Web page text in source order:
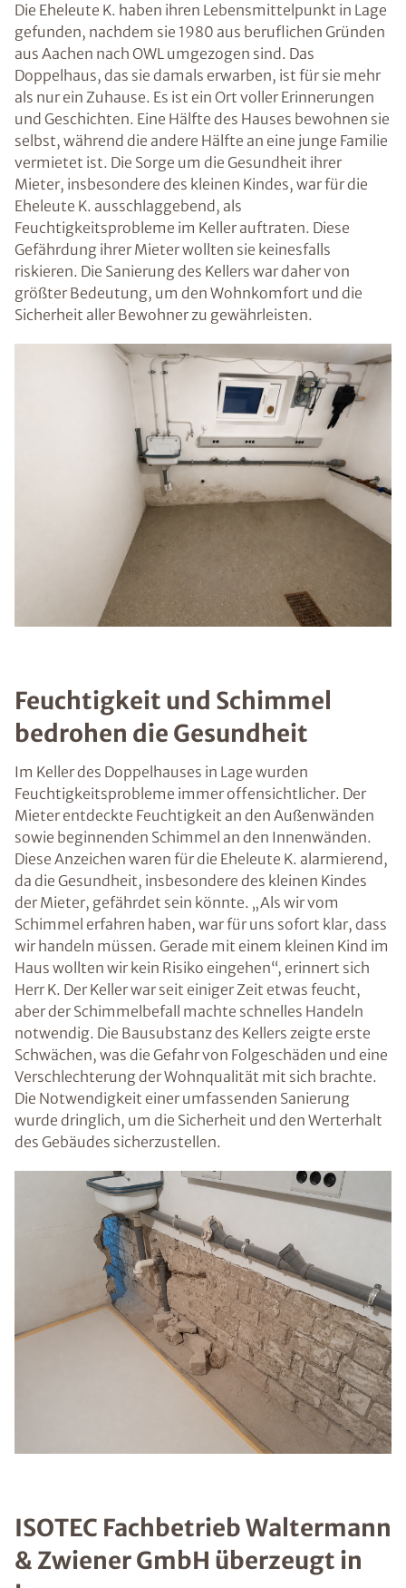
Die Eheleute K. haben ihren Lebensmittelpunkt in Lage
gefunden, nachdem sie 1980 aus beruflichen Gründen
aus Aachen nach OWL umgezogen sind. Das
Doppelhaus, das sie damals erwarben, ist für sie mehr
als nur ein Zuhause. Es ist ein Ort voller Erinnerungen
und Geschichten. Eine Hälfte des Hauses bewohnen sie
selbst, während die andere Hälfte an eine junge Familie
vermietet ist. Die Sorge um die Gesundheit ihrer
Mieter, insbesondere des kleinen Kindes, war für die
Eheleute K. ausschlaggebend, als
Feuchtigkeitsprobleme im Keller auftraten. Diese
Gefährdung ihrer Mieter wollten sie keinesfalls
riskieren. Die Sanierung des Kellers war daher von
größter Bedeutung, um den Wohnkomfort und die
Sicherheit aller Bewohner zu gewährleisten.
Feuchtigkeit und Schimmel
bedrohen die Gesundheit
Im Keller des Doppelhauses in Lage wurden
Feuchtigkeitsprobleme immer offensichtlicher. Der
Mieter entdeckte Feuchtigkeit an den Außenwänden
sowie beginnenden Schimmel an den Innenwänden.
Diese Anzeichen waren für die Eheleute K. alarmierend,
da die Gesundheit, insbesondere des kleinen Kindes
der Mieter, gefährdet sein könnte. „Als wir vom
Schimmel erfahren haben, war für uns sofort klar, dass
wir handeln müssen. Gerade mit einem kleinen Kind im
Haus wollten wir kein Risiko eingehen“, erinnert sich
Herr K. Der Keller war seit einiger Zeit etwas feucht,
aber der Schimmelbefall machte schnelles Handeln
notwendig. Die Bausubstanz des Kellers zeigte erste
Schwächen, was die Gefahr von Folgeschäden und eine
Verschlechterung der Wohnqualität mit sich brachte.
Die Notwendigkeit einer umfassenden Sanierung
wurde dringlich, um die Sicherheit und den Werterhalt
des Gebäudes sicherzustellen.
ISOTEC Fachbetrieb Waltermann
& Zwiener GmbH überzeugt in